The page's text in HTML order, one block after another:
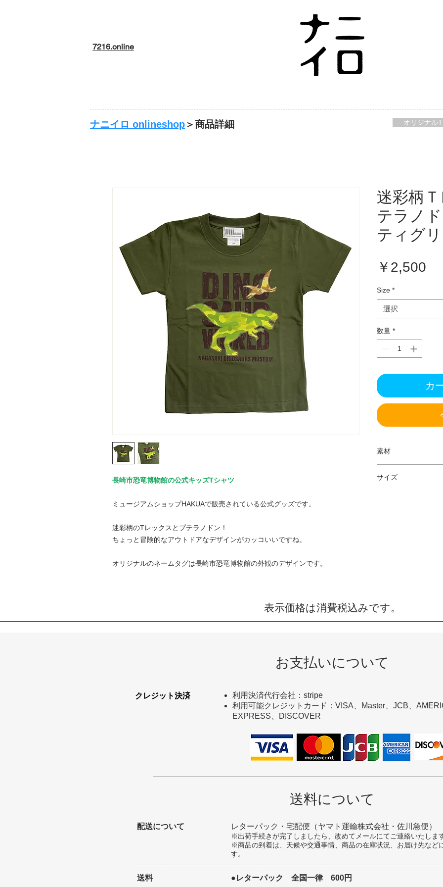
7216.online
長崎市恐竜博物館の公式キッズTシャツ
ミュージアムショップHAKUAで販売されている公式グッズです。
迷彩柄のTレックスとプテラノドン！
ちょっと冒険的なアウトドアなデザインがカッコいいですね。
オリジナルのネームタグは長崎市恐竜博物館の外観のデザインです。
迷彩柄
テラノ
ティグリ
￥2,500
Size *
選択
数量 *
カ
素材
サイズ
ナニイロ onlineshop ＞商品詳細 オリジナル
表示価格は​消費税込みです。
お支払いについて
クレジット決済
利用決済代行会社：stripe
利用可能クレジットカード：VISA、Master、JCB、
EXPRESS、DISCOVER
送料について
配送について レターパック・宅配便（ヤマト運輸株式会社・佐川急便）
※出荷手続きが完了しましたら、改めてメールにてご連絡いたします
※商品の到着は、天候や交通事情、商品の在庫状況、お届け先など
す。
送料 ●レターパック 全国一律 600円